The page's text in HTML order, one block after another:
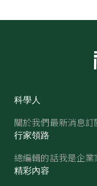
科學人
關於我們最新消息訂
行家領路
總編輯的話我是企
精彩內容